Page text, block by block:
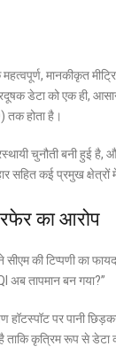
मानकीकृत
डेटा को एक ही,
तक होता है।
चुनौती बनी हुई
सहित कई प्रमुख
का आरोप
सीएम की टिप्पणी का
अब तापमान बन गया?”
हॉटस्पॉट पर पानी
है ताकि कृत्रिम रूप से डेटा